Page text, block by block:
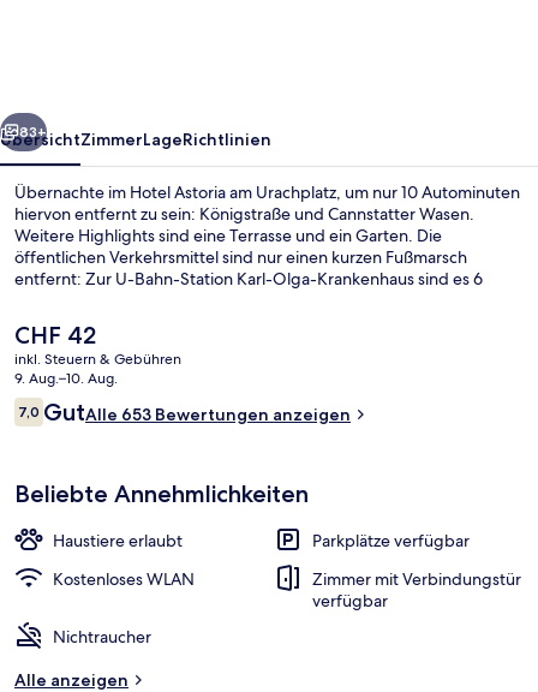
Weiter
83+
ÜbersichtZimmerLageRichtlinien
Übernachte im Hotel Astoria am Urachplatz, um nur 10 Autominuten
hiervon entfernt zu sein: Königstraße und Cannstatter Wasen.
Weitere Highlights sind eine Terrasse und ein Garten. Die
öffentlichen Verkehrsmittel sind nur einen kurzen Fußmarsch
entfernt: Zur U-Bahn-Station Karl-Olga-Krankenhaus sind es 6
Der
aktuelle
Preis
beträgt
CHF 42.
CHF 42
inkl. Steuern & Gebühren
9. Aug.–10. Aug.
Bewertungen
7,07,0 von 10.
GutAlle 653 Bewertungen anzeigen
Beliebte Annehmlichkeiten
Haustiere erlaubt
Parkplätze verfügbar
Kostenloses WLAN
Zimmer mit Verbindungstür
verfügbar
Nichtraucher
Alle anzeigen